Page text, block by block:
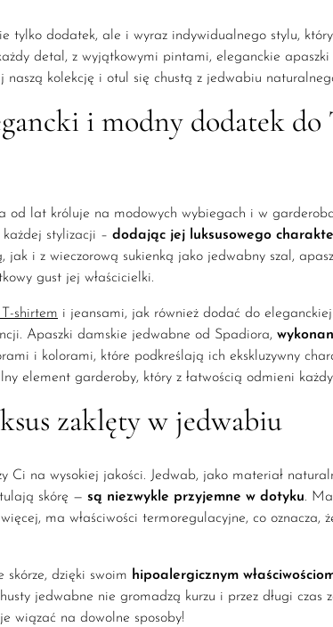
tylko dodatek, ale i wyraz indywidualnego stylu,
detal, z wyjątkowymi pintami, eleganckie apaszki
naszą kolekcję i otul się chustą z jedwabiu
i modny dodatek do
od lat króluje na modowych wybiegach i w
stylizacji – dodając jej luksusowego
jak i z wieczorową sukienką jako jedwabny szal,
gust jej właścicielki.
T-shirtem i jeansami, jak również dodać do
Apaszki damskie jedwabne od Spadiora,
i kolorami, które podkreślają ich ekskluzywny
element garderoby, który z łatwością odmieni
zaklęty w jedwabiu
Ci na wysokiej jakości. Jedwab, jako materiał
skórę — są niezwykle przyjemne w dotyku.
ma właściwości termoregulacyjne, co oznacza,
skórze, dzięki swoim hipoalergicznym
jedwabne nie gromadzą kurzu i przez długi czas
wiązać na dowolne sposoby!